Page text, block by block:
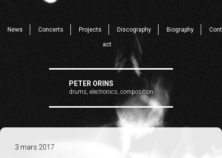
News Concerts Projects Discography Biography Cont
act
PETER ORINS
drums, electronics, composition
3 mars 2017